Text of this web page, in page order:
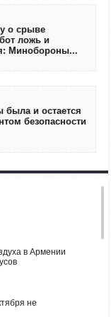
о срыве
ложь и
Минобороны...
и остается
безопасности
в Армении
не